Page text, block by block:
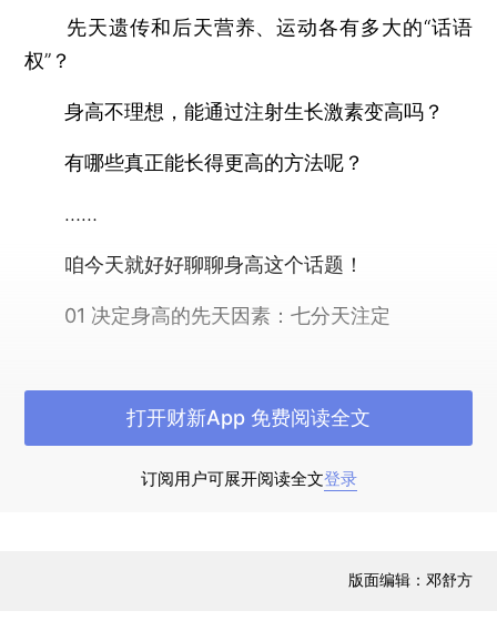
先天遗传和后天营养、运动各有多大的“话语
权”？
身高不理想，能通过注射生长激素变高吗？
有哪些真正能长得更高的方法呢？
……
咱今天就好好聊聊身高这个话题！
01 决定身高的先天因素：七分天注定
决定，可以说，遗传是影响身高的第一因素（别
哭，还有办法，看看下文！）。
举个例子：不同地区的平均身高存在差异。有
订阅用户可展开阅读全文登录
打开财新App 免费阅读全文
版面编辑：邓舒方